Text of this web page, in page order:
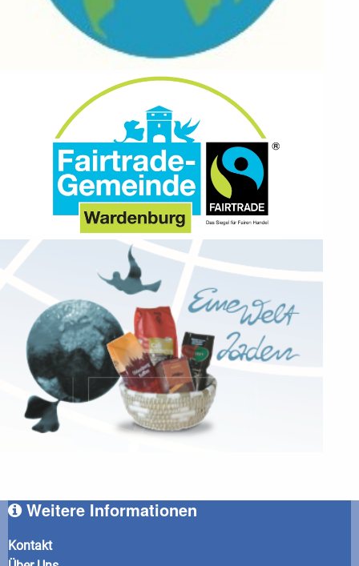
Weitere Informationen
Kontakt